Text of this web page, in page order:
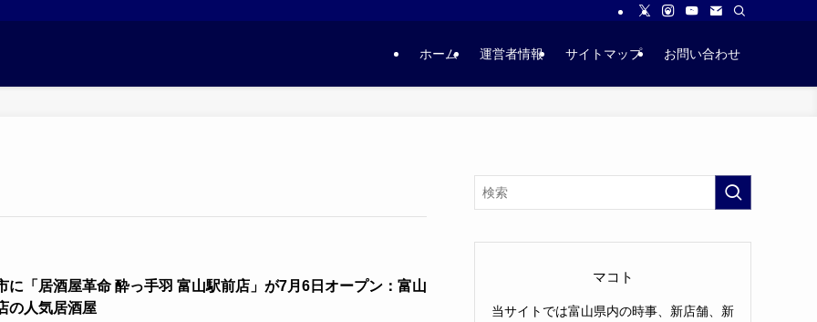
ホーム 運営者情報 サイトマップ お問い合わせ
に「居酒屋革命 酔っ手羽 富山駅前店」が7月6日オープン：富山
の人気居酒屋
マコト
当サイトでは富山県内の時事、新店舗、新